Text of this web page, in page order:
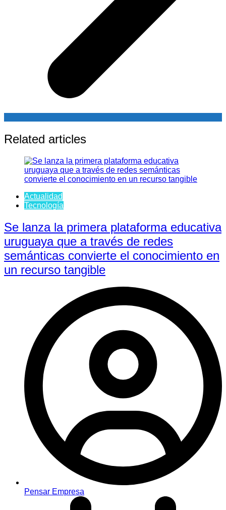
Related articles
Actualidad
Tecnología
Se lanza la primera plataforma educativa
uruguaya que a través de redes
semánticas convierte el conocimiento en
un recurso tangible
Pensar Empresa